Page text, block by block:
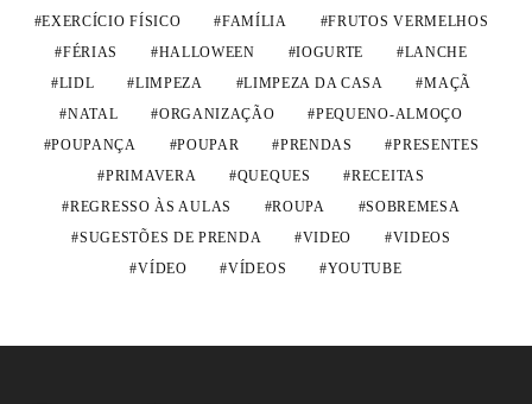
EXERCÍCIO FÍSICO
FAMÍLIA
FRUTOS VERMELHOS
FÉRIAS
HALLOWEEN IOGURTE
LANCHE
LIDL
LIMPEZA LIMPEZA DA CASA
MAÇÃ
NATAL
ORGANIZAÇÃO
PEQUENO-ALMOÇO
POUPANÇA
POUPAR PRENDAS
PRESENTES
PRIMAVERA
QUEQUES
RECEITAS
REGRESSO ÀS AULAS
ROUPA
SOBREMESA
SUGESTÕES DE PRENDA
VIDEO
VIDEOS
VÍDEO
VÍDEOS YOUTUBE